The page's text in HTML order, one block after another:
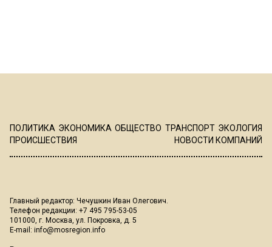
ПОЛИТИКА ЭКОНОМИКА ОБЩЕСТВО ТРАНСПОРТ ЭКОЛОГИЯ
ПРОИСШЕСТВИЯ
НОВОСТИ КОМПАНИЙ
Главный редактор: Чечушкин Иван Олегович.
Телефон редакции: +7 495 795-53-05
101000, г. Москва, ул. Покровка, д. 5
E-mail: info@mosregion.info